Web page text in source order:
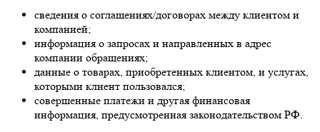
сведения о соглашениях/договорах между клиентом и
компанией;
информация о запросах и направленных в адрес
компании обращениях;
данные о товарах, приобретенных клиентом, и услугах,
которыми клиент пользовался;
совершенные платежи и другая финансовая
информация, предусмотренная законодательством РФ.